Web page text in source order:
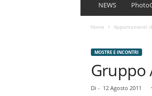
NEWS
Home Appuntamenti
MOSTRE E INCONTRI
Gruppo
Di - 12 Agosto 2011